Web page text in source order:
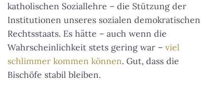
katholischen Soziallehre – die Stützung der
Institutionen unseres sozialen demokratischen
Rechtsstaats. Es hätte – auch wenn die
Wahrscheinlichkeit stets gering war – viel
schlimmer kommen können. Gut, dass die
Bischöfe stabil bleiben.